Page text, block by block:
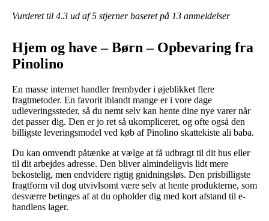
Vurderet til 4.3 ud af 5 stjerner baseret på 13 anmeldelser
Hjem og have – Børn – Opbevaring fra
Pinolino
En masse internet handler frembyder i øjeblikket flere
fragtmetoder. En favorit iblandt mange er i vore dage
udleveringssteder, så du nemt selv kan hente dine nye varer når
det passer dig. Den er jo ret så ukompliceret, og ofte også den
billigste leveringsmodel ved køb af Pinolino skattekiste ali baba.
Du kan omvendt påtænke at vælge at få udbragt til dit hus eller
til dit arbejdes adresse. Den bliver almindeligvis lidt mere
bekostelig, men endvidere rigtig gnidningsløs. Den prisbilligste
fragtform vil dog utvivlsomt være selv at hente produkterne, som
desværre betinges af at du opholder dig med kort afstand til e-
handlens lager.